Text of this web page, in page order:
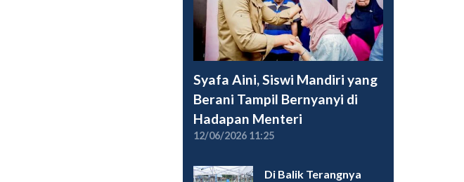
Syafa Aini, Siswi Mandiri yang
Berani Tampil Bernyanyi di
Hadapan Menteri
12/06/2026 11:25
Di Balik Terangnya